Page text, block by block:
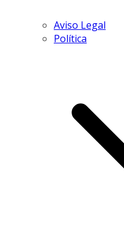
Aviso Legal
Política